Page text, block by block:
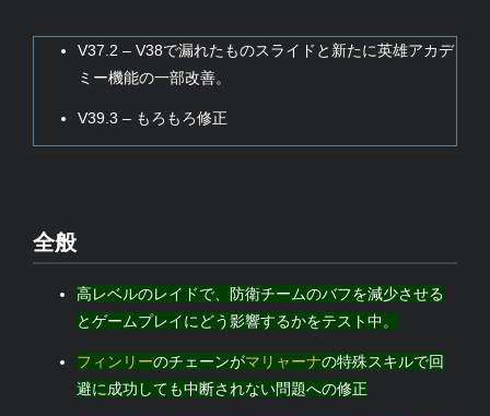
V37.2 – V38で漏れたものスライドと新たに英雄アカデ
ミー機能の一部改善。
V39.3 – もろもろ修正
全般
高レベルのレイドで、防衛チームのバフを減少させる
とゲームプレイにどう影響するかをテスト中。
フィンリーのチェーンがマリャーナの特殊スキルで回
避に成功しても中断されない問題への修正